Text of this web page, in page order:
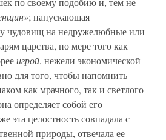
; напускающая
чудовищ на недружелюбные или
царства, по мере того как
игрой, нежели экономической
для того, чтобы напомнить
как мрачного, так и светлого
определяет собой его
эта целостность совпадала с
природы, отвечала ее